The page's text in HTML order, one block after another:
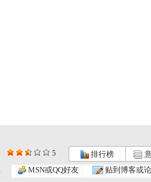
5 排行榜
MSN或QQ好友 贴到博客或